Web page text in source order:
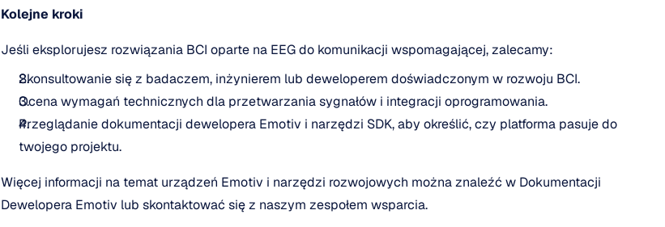
Kolejne kroki
Jeśli eksplorujesz rozwiązania BCI oparte na EEG do komunikacji wspomagającej, zalecamy:
Skonsultowanie się z badaczem, inżynierem lub deweloperem doświadczonym w rozwoju BCI.
Ocena wymagań technicznych dla przetwarzania sygnałów i integracji oprogramowania.
Przeglądanie dokumentacji dewelopera Emotiv i narzędzi SDK, aby określić, czy platforma pasuje do
twojego projektu.
Więcej informacji na temat urządzeń Emotiv i narzędzi rozwojowych można znaleźć w Dokumentacji
Dewelopera Emotiv lub skontaktować się z naszym zespołem wsparcia.